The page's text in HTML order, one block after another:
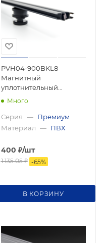
PVH04-900BKL8
Магнитный
уплотнительный
профиль, прямой угол
premium
Много
Серия — Премиум
Материал — ПВХ
400 ₽/шт
1 135.05₽ -65%
В КОРЗИНУ